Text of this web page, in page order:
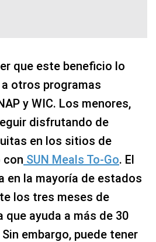
que este beneficio lo
otros programas
y WIC. Los menores,
disfrutando de
en los sitios de
con SUN Meals To-Go. El
en la mayoría de estados
los tres meses de
que ayuda a más de 30
embargo, puede tener